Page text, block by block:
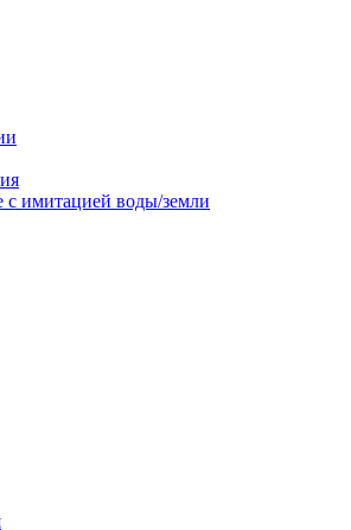
с имитацией воды/земли